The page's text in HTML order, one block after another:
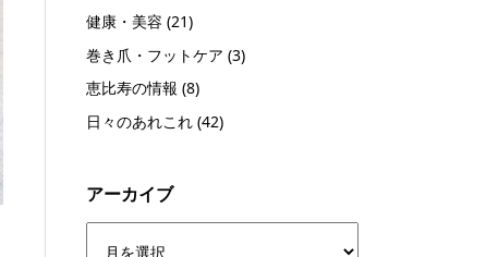
健康・美容 (21)
巻き爪・フットケア (3)
恵比寿の情報 (8)
日々のあれこれ (42)
アーカイブ